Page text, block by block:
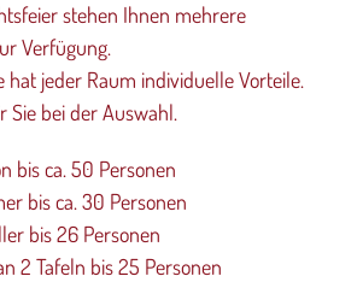
stehen Ihnen mehrere
Verfügung.
hat jeder Raum individuelle Vorteile.
Sie bei der Auswahl.
bis ca. 50 Personen
bis ca. 30 Personen
bis 26 Personen
2 Tafeln bis 25 Personen